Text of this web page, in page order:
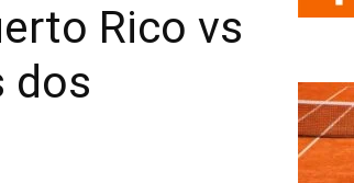
Rico vs
dos